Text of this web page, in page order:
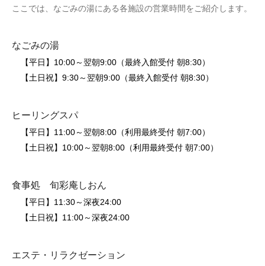
ここでは、なごみの湯にある各施設の営業時間をご紹介します。
なごみの湯
【平日】10:00～翌朝9:00（最終入館受付 朝8:30）
【土日祝】9:30～翌朝9:00（最終入館受付 朝8:30）
ヒーリングスパ
【平日】11:00～翌朝8:00（利用最終受付 朝7:00）
【土日祝】10:00～翌朝8:00（利用最終受付 朝7:00）
食事処 旬彩庵しおん
【平日】11:30～深夜24:00
【土日祝】11:00～深夜24:00
エステ・リラクゼーション